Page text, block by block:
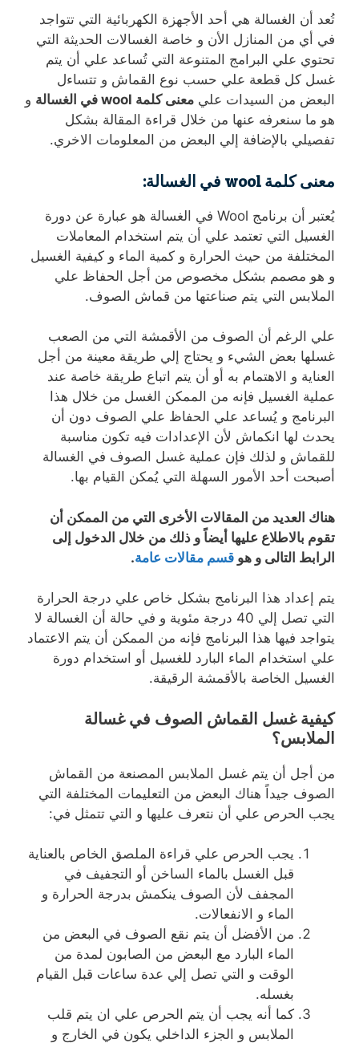
تُعد أن الغسالة هي أحد الأجهزة الكهربائية التي تتواجد
في أي من المنازل الأن و خاصة الغسالات الحديثة التي
تحتوي علي البرامج المتنوعة التي تُساعد علي أن يتم
غسل كل قطعة علي حسب نوع القماش و تتساءل
البعض من السيدات علي معنى كلمة wool في الغسالة
و
هو ما سنعرفه عنها من خلال قراءة المقالة بشكل
تفصيلي بالإضافة إلي البعض من المعلومات الاخري.
معنى كلمة wool في الغسالة:
يُعتبر أن برنامج Wool في الغسالة هو عبارة عن دورة
الغسيل التي تعتمد علي أن يتم استخدام المعاملات
المختلفة من حيث الحرارة و كمية الماء و كيفية الغسيل
و هو مصمم بشكل مخصوص من أجل الحفاظ علي
الملابس التي يتم صناعتها من قماش الصوف.
علي الرغم أن الصوف من الأقمشة التي من الصعب
غسلها بعض الشيء و يحتاج إلي طريقة معينة من أجل
العناية و الاهتمام به أو أن يتم اتباع طريقة خاصة عند
عملية الغسيل فإنه من الممكن الغسل من خلال هذا
البرنامج و يُساعد علي الحفاظ علي الصوف دون أن
يحدث لها انكماش لأن الإعدادات فيه تكون مناسبة
للقماش و لذلك فإن عملية غسل الصوف في الغسالة
أصبحت أحد الأمور السهلة التي يُمكن القيام بها.
هناك العديد من المقالات الأخرى التي من الممكن أن
تقوم بالاطلاع عليها أيضاً و ذلك من خلال الدخول إلى
الرابط التالى و هو قسم مقالات عامة.
يتم إعداد هذا البرنامج بشكل خاص علي درجة الحرارة
التي تصل إلي 40 درجة مئوية و في حالة أن الغسالة لا
يتواجد فيها هذا البرنامج فإنه من الممكن أن يتم الاعتماد
علي استخدام الماء البارد للغسيل أو استخدام دورة
الغسيل الخاصة بالأقمشة الرقيقة.
كيفية غسل القماش الصوف في غسالة
الملابس؟
من أجل أن يتم غسل الملابس المصنعة من القماش
الصوف جيداً هناك البعض من التعليمات المختلفة التي
يجب الحرص علي أن نتعرف عليها و التي تتمثل في:
يجب الحرص علي قراءة الملصق الخاص بالعناية
قبل الغسل بالماء الساخن أو التجفيف في
المجفف لأن الصوف ينكمش بدرجة الحرارة و
الماء و الانفعالات.
من الأفضل أن يتم نقع الصوف في البعض من
الماء البارد مع البعض من الصابون لمدة من
الوقت و التي تصل إلي عدة ساعات قبل القيام
بغسله.
كما أنه يجب أن يتم الحرص علي ان يتم قلب
الملابس و الجزء الداخلي يكون في الخارج و